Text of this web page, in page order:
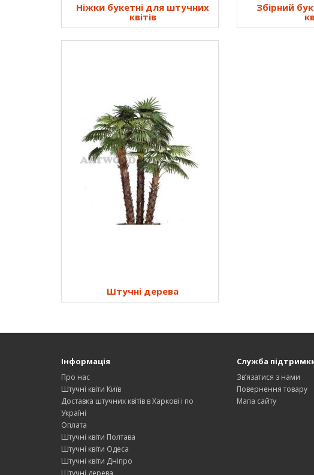
Ніжки букетні для штучних
квітів
Збірний
Штучні дерева
Інформація
Про нас
Штучні квіти Київ
Доставка штучних квітів в Харкові і по
Україні
Оплата
Штучні квіти Полтава
Штучні квіти Одеса
Штучні квіти Дніпро
Штучні дерева
Служба
Зв’язатися з нами
Повернення товару
Мапа сайту